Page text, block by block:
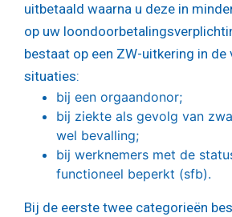
uitbetaald waarna u deze in
op uw
bestaat op een ZW-uitkering in de
situaties:
bij een orgaandonor;
bij ziekte als gevolg van
wel bevalling;
bij werknemers met de
functioneel beperkt (sfb).
Bij de eerste twee categorieën